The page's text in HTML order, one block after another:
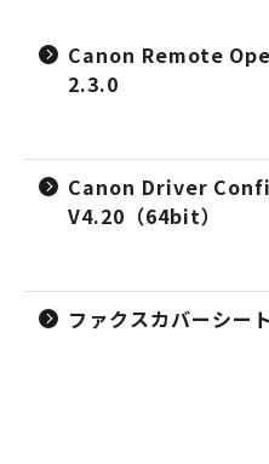
Canon Remote
2.3.0
Canon Driver
V4.20（64bit）
ファクスカバーシー